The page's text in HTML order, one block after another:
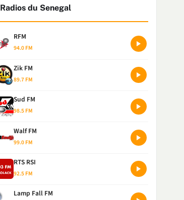
Radios du Senegal
RFM
94.0 FM
Zik FM
89.7 FM
Sud FM
98.5 FM
Walf FM
99.0 FM
RTS RSI
92.5 FM
Lamp Fall FM